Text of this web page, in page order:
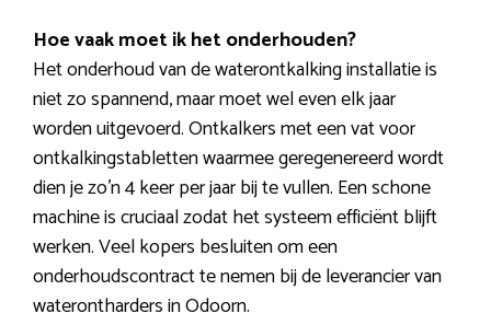
Hoe vaak moet ik het onderhouden?
Het onderhoud van de waterontkalking installatie is
niet zo spannend, maar moet wel even elk jaar
worden uitgevoerd. Ontkalkers met een vat voor
ontkalkingstabletten waarmee geregenereerd wordt
dien je zo’n 4 keer per jaar bij te vullen. Een schone
machine is cruciaal zodat het systeem efficiënt blijft
werken. Veel kopers besluiten om een
onderhoudscontract te nemen bij de leverancier van
waterontharders in Odoorn.